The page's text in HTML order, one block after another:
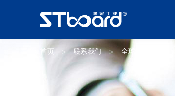
首页 联系我们 全球经销分布